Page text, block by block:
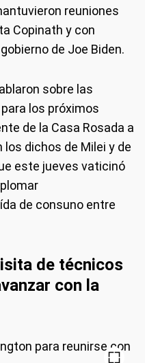
reuniones
Copinath y con
de Joe Biden.
sobre las
los próximos
de la Casa Rosada a
dichos de Milei y de
este jueves vaticinó
de consuno entre
de técnicos
con la